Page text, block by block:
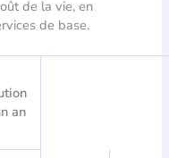
de la vie, en
de base.
an